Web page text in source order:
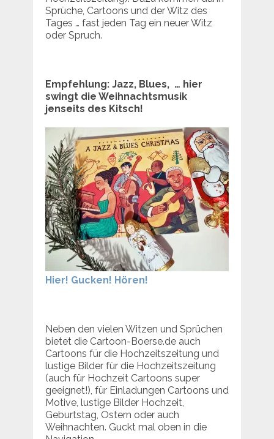
Sprüche, Cartoons und der Witz des
Tages … fast jeden Tag ein neuer Witz
oder Spruch.
Empfehlung: Jazz, Blues, … hier
swingt die Weihnachtsmusik
jenseits des Kitsch!
Hier! Gucken! Hören!
Neben den vielen Witzen und Sprüchen
bietet die Cartoon-Boerse.de auch
Cartoons für die Hochzeitszeitung und
lustige Bilder für die Hochzeitszeitung
(auch für Hochzeit Cartoons super
geeignet!), für Einladungen Cartoons und
Motive, lustige Bilder Hochzeit,
Geburtstag, Ostern oder auch
Weihnachten. Guckt mal oben in die